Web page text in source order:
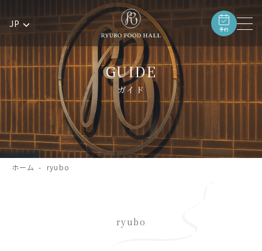
JP
予約
GUIDE
ガイド
ホーム ryubo
ryubo